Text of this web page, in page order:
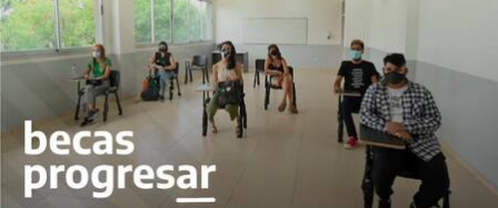
Mundial 2026
Eventos Corporativos
El Cronista Studio
Mediakit